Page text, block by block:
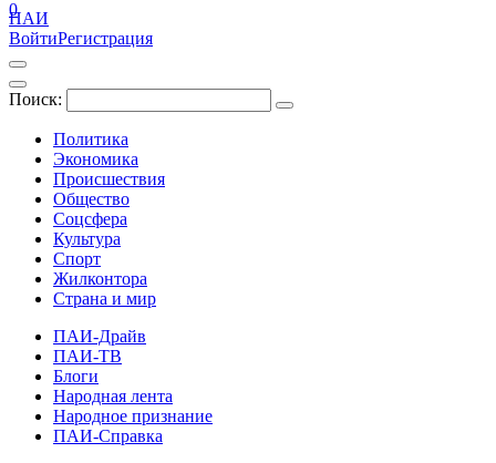
ПАИ
ВойтиРегистрация
Поиск:
Политика
Экономика
Происшествия
Общество
Соцсфера
Культура
Спорт
Жилконтора
Страна и мир
ПАИ-Драйв
ПАИ-ТВ
Блоги
Народная лента
Народное признание
ПАИ-Справка
0